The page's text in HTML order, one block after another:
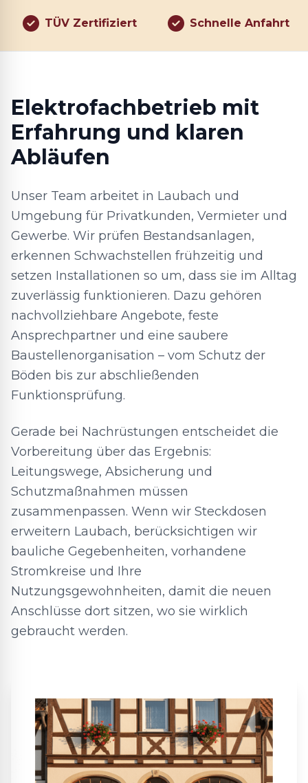
TÜV Zertifiziert Schnelle Anfahrt
Elektrofachbetrieb mit
Erfahrung und klaren
Abläufen
Unser Team arbeitet in Laubach und
Umgebung für Privatkunden, Vermieter und
Gewerbe. Wir prüfen Bestandsanlagen,
erkennen Schwachstellen frühzeitig und
setzen Installationen so um, dass sie im Alltag
zuverlässig funktionieren. Dazu gehören
nachvollziehbare Angebote, feste
Ansprechpartner und eine saubere
Baustellenorganisation – vom Schutz der
Böden bis zur abschließenden
Funktionsprüfung.
Gerade bei Nachrüstungen entscheidet die
Vorbereitung über das Ergebnis:
Leitungswege, Absicherung und
Schutzmaßnahmen müssen
zusammenpassen. Wenn wir Steckdosen
erweitern Laubach, berücksichtigen wir
bauliche Gegebenheiten, vorhandene
Stromkreise und Ihre
Nutzungsgewohnheiten, damit die neuen
Anschlüsse dort sitzen, wo sie wirklich
gebraucht werden.